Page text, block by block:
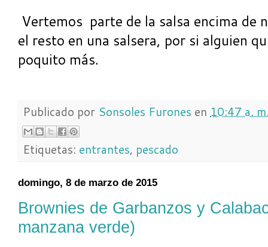
Vertemos parte de la salsa encima de
el resto en una salsera, por si alguien
poquito más.
Publicado por Sonsoles Furones en 10:47 a.
Etiquetas: entrantes, pescado
domingo, 8 de marzo de 2015
Brownies de Garbanzos y
manzana verde)